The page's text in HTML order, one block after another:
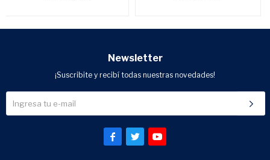
Newsletter
¡Suscribite y recibí todas nuestras novedades!
  